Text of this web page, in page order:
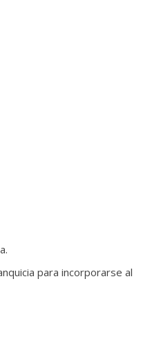
para incorporarse al